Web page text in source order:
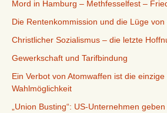
Mord in Hamburg – Methfesselfest –
Die Rentenkommission und die Lüge
Christlicher Sozialismus – die letzte
Gewerkschaft und Tarifbindung
Ein Verbot von Atomwaffen ist die
Wahlmöglichkeit
„Union Busting“: US-Unternehmen